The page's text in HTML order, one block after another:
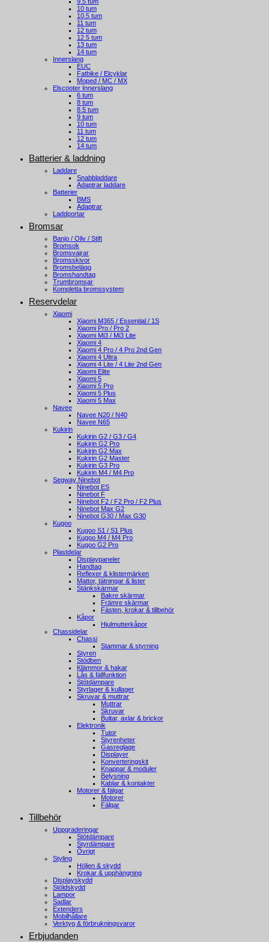
10 tum
10.5 tum
11 tum
12 tum
12.5 tum
13 tum
14 tum
Innerslang
EUC
Fatbike / Elcyklar
Moped / MC / MX
Elscooter Innerslang
6 tum
8 tum
8.5 tum
9 tum
10 tum
11 tum
12 tum
14 tum
Batterier & laddning
Laddare
Snabbladdare
Adaptrar laddare
Batterier
BMS
Adaptrar
Laddportar
Bromsar
Banjo / Oliv / Stift
Bromsok
Bromsvajrar
Bromsskivor
Bromsbelägg
Bromshandtag
Trumbromsar
Kompletta bromssystem
Reservdelar
Xiaomi
Xiaomi M365 / Essential / 1S
Xiaomi Pro / Pro 2
Xiaomi Mi3 / Mi3 Lite
Xiaomi 4
Xiaomi 4 Pro / 4 Pro 2nd Gen
Xiaomi 4 Ultra
Xiaomi 4 Lite / 4 Lite 2nd Gen
Xiaomi Elite
Xiaomi 5
Xiaomi 5 Pro
Xiaomi 5 Plus
Xiaomi 5 Max
Navee
Navee N20 / N40
Navee N65
Kukirin
Kukirin G2 / G3 / G4
Kukirin G2 Pro
Kukirin G2 Max
Kukirin G2 Master
Kukirin G3 Pro
Kukirin M4 / M4 Pro
Segway Ninebot
Ninebot ES
Ninebot F
Ninebot F2 / F2 Pro / F2 Plus
Ninebot Max G2
Ninebot G30 / Max G30
Kugoo
Kugoo S1 / S1 Plus
Kugoo M4 / M4 Pro
Kugoo G2 Pro
Plastdelar
Displaypaneler
Handtag
Reflexer & klistermärken
Mattor, tätningar & lister
Stänkskärmar
Bakre skärmar
Främre skärmar
Fästen, krokar & tillbehör
Kåpor
Hjulmutterkåpor
Chassidelar
Chassi
Stammar & styrning
Styren
Stödben
Klämmor & hakar
Lås & fällfunktion
Stötdämpare
Styrlager & kullager
Skruvar & muttrar
Muttrar
Skruvar
Bultar, axlar & brickor
Elektronik
Tutor
Styrenheter
Gasreglage
Displayer
Konverteringskit
Knappar & moduler
Belysning
Kablar & kontakter
Motorer & fälgar
Motorer
Fälgar
Tillbehör
Uppgraderingar
Stötdämpare
Styrdämpare
Övrigt
Styling
Höljen & skydd
Krokar & upphängning
Displayskydd
Stöldskydd
Lampor
Sadlar
Extenders
Mobilhållare
Verktyg & förbrukningsvaror
Erbjudanden